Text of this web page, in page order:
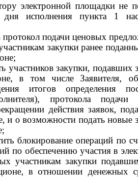
электронной площадки не
исполнения пункта 1
протокол подачи ценовых
закупки ранее
участников закупки, подавших
в том числе Заявителя,
итогов определения
протокола подачи
действия заявок,
и о возможности подать новые
блокирование операций по
по обеспечению участия в
участникам закупки
в отношении денежных